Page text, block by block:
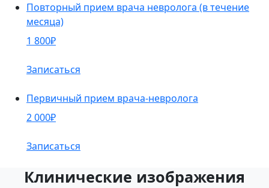
Повторный прием врача невролога (в течение
месяца)
1 800₽
Записаться
Первичный прием врача-невролога
2 000₽
Записаться
Клинические изображения